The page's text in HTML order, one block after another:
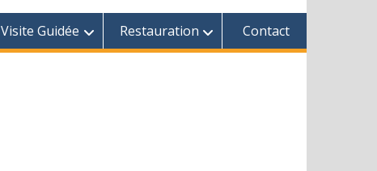
Visite Guidée Restauration Contact